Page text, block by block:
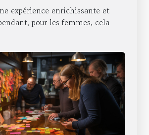
expérience enrichissante et
pour les femmes, cela